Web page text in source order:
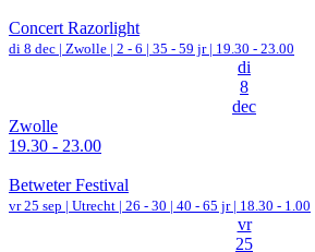
Concert Razorlight
di 8 dec | Zwolle | 2 - 6 | 35 - 59 jr | 19.30 - 23.00
di
8
dec
Zwolle
19.30 - 23.00
Betweter Festival
vr 25 sep | Utrecht | 26 - 30 | 40 - 65 jr | 18.30 - 1.00
vr
25